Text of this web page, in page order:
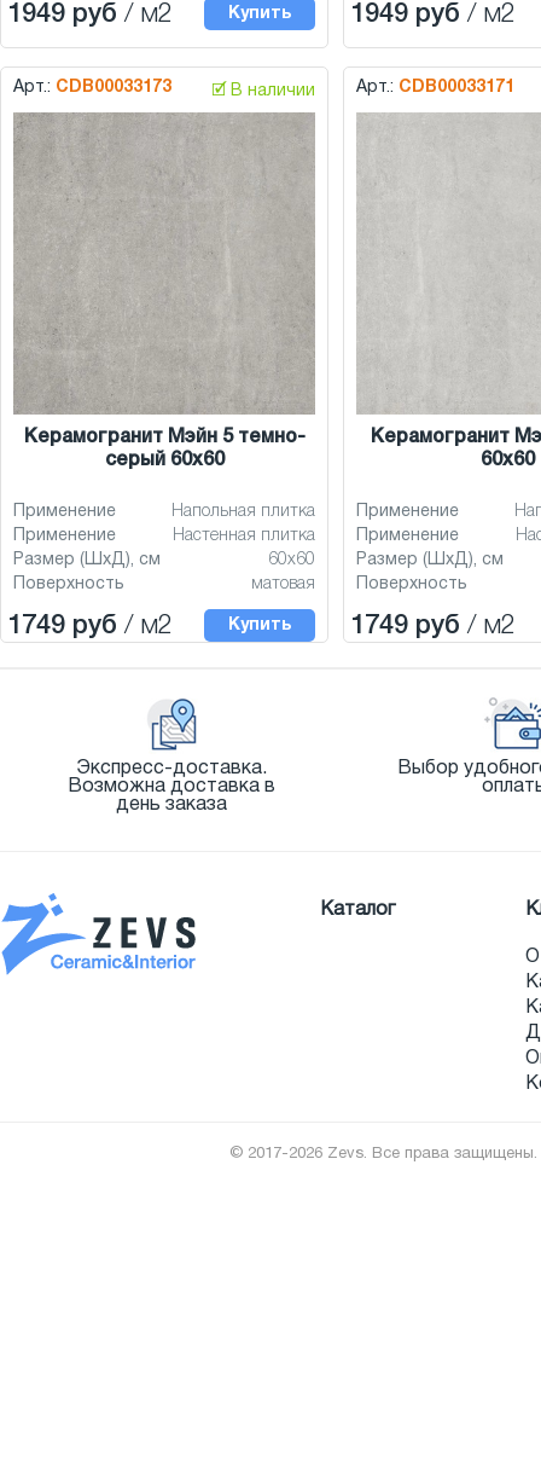
1949 руб / м2 Купить 1949 руб / м2
Арт.: CDB00033173 🗹 В наличии
Керамогранит Мэйн 5 темно-
серый 60x60
Применение
Напольная плитка
Применение
Настенная плитка
Размер (ШхД), см
60x60
Поверхность
матовая
1749 руб / м2 Купить
Арт.: CDB00033171
Керамогранит
60x60
Применение
Применение
Размер (ШхД), см
Поверхность
1749 руб / м2
Экспресс-доставка.
Возможна доставка в
день заказа
Выбор
Каталог
О
© 2017-2026 Zevs. Все права